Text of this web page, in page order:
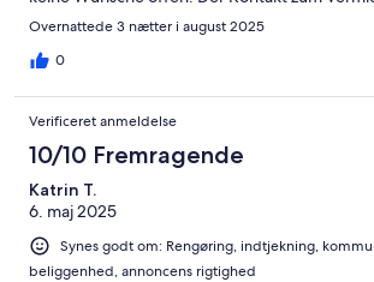
unkompliziert und sehr nett. Wir können die
weiterempfehlen! Das Verfahren zu Erwerb
Gästekarten war etwas kompliziert, was aber
Overnattede 3 nætter i august 2025
0
Verificeret anmeldelse
10/10 Fremragende
Katrin T.
6. maj 2025
Synes godt om: Rengøring, indtjekning,
beliggenhed, annoncens rigtighed